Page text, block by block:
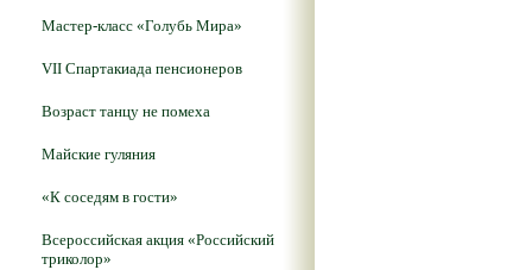
Мастер-класс «Голубь Мира»
VII Спартакиада пенсионеров
Возраст танцу не помеха
Майские гуляния
«К соседям в гости»
Всероссийская акция «Российский
триколор»